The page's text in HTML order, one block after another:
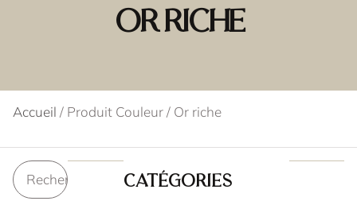
Or riche
Accueil / Produit Couleur / Or riche
Catégories